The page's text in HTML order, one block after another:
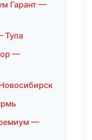
Гарант —
Тула
—
—